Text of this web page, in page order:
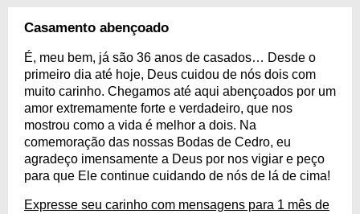
Casamento abençoado
É, meu bem, já são 36 anos de casados… Desde o
primeiro dia até hoje, Deus cuidou de nós dois com
muito carinho. Chegamos até aqui abençoados por um
amor extremamente forte e verdadeiro, que nos
mostrou como a vida é melhor a dois. Na
comemoração das nossas Bodas de Cedro, eu
agradeço imensamente a Deus por nos vigiar e peço
para que Ele continue cuidando de nós de lá de cima!
Expresse seu carinho com mensagens para 1 mês de